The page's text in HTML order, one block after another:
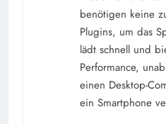
benötigen keine
Plugins, um das
lädt schnell und
Performance,
einen Desktop-
ein Smartphone